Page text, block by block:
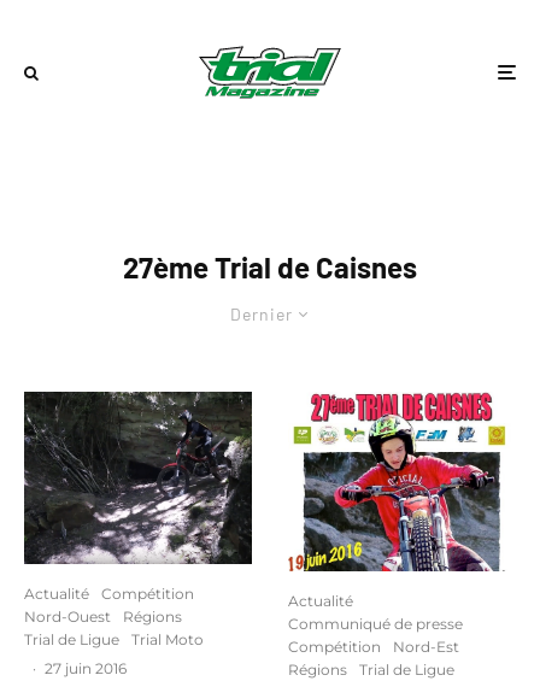
27ème Trial de Caisnes
Dernier
Actualité
Compétition
Nord-Ouest
Régions
Trial de Ligue
Trial Moto
· 27 juin 2016
Actualité
Communiqué de presse
Compétition
Nord-Est
Régions
Trial de Ligue